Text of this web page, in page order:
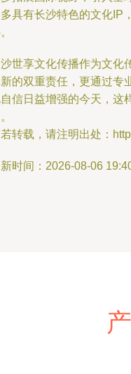
具有长沙特色的文化IP
世享文化传播作为文化
的双重责任，更通过专
信日益增强的今天，这
转载，请注明出处：
时间：2026-08-06